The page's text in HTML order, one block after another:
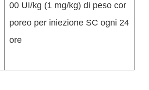
00 UI/kg (1 mg/kg) di peso cor
poreo per iniezione SC ogni 24
ore